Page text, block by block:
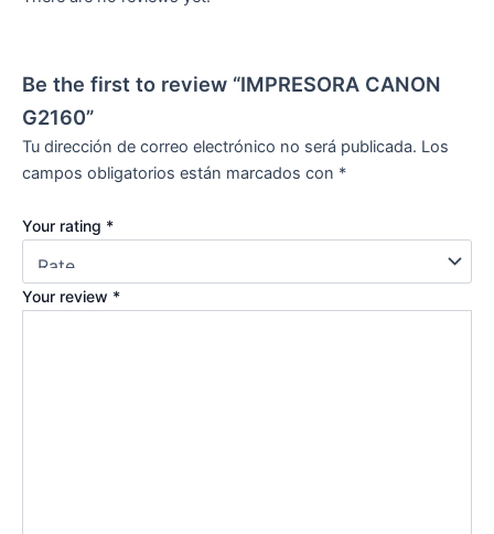
Be the first to review “IMPRESORA CANON
G2160”
Tu dirección de correo electrónico no será publicada. Los
campos obligatorios están marcados con *
Your rating *
Your review *